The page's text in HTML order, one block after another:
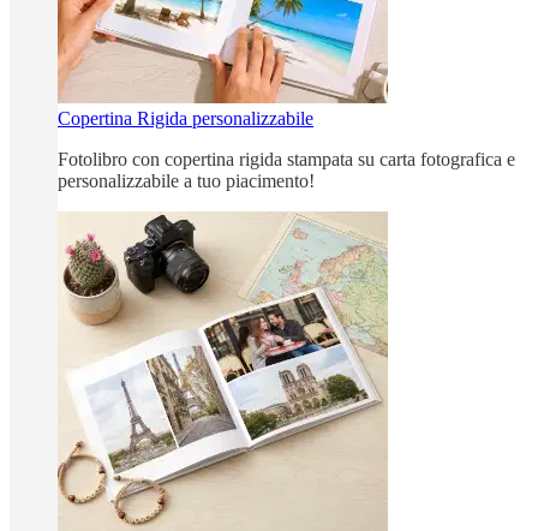
Copertina Rigida personalizzabile
Fotolibro con copertina rigida stampata su carta fotografica e
personalizzabile a tuo piacimento!